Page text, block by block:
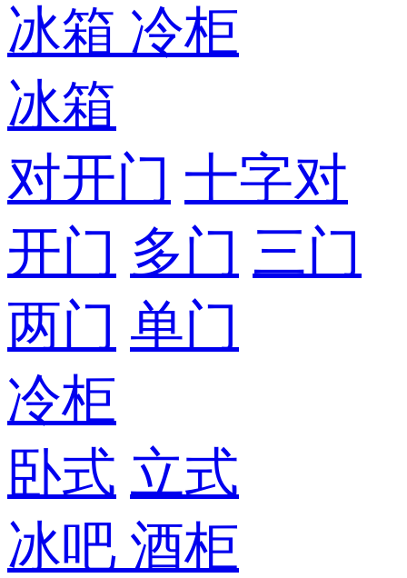
冰箱 冷柜
冰箱
对开门 十字对
开门 多门 三门
两门 单门
冷柜
卧式 立式
冰吧 酒柜